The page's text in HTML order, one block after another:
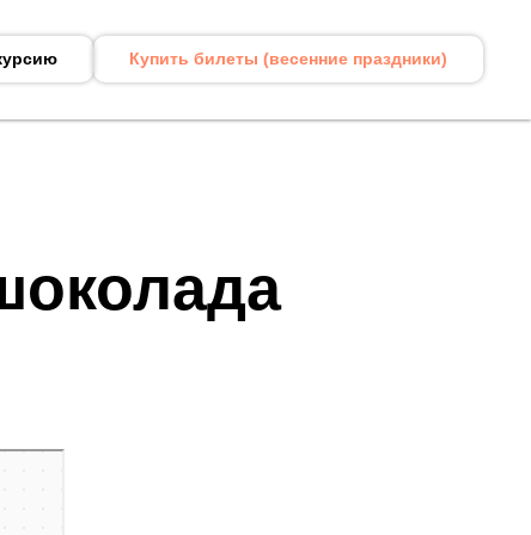
Купить билеты (весенние праздники)